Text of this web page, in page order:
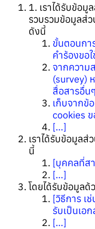
1. เราได้รับข้อมู
รวบรวมข้อมูลส่
ดังนี้
ขั้นตอนกา
คำร้องขอ
จากความ
(survey)
สื่อสารอื่น
เก็บจากข้
cookies
[…]
เราได้รับข้อมูล
นี้
[บุคคลที่ส
[…]
โดยได้รับข้อมูลด้
[วิธีการ เ
รับเป็นเอ
[…]